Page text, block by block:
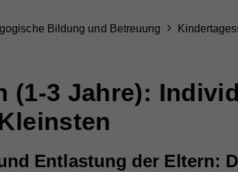
Bildung und Betreuung
(1-3 Jahre):
Entlastung der Eltern: